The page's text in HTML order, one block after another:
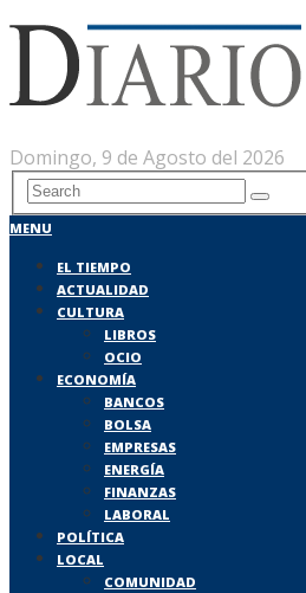
Domingo, 9 de Agosto del 2026
MENU
EL TIEMPO
ACTUALIDAD
CULTURA
LIBROS
OCIO
ECONOMÍA
BANCOS
BOLSA
EMPRESAS
ENERGÍA
FINANZAS
LABORAL
POLÍTICA
LOCAL
COMUNIDAD